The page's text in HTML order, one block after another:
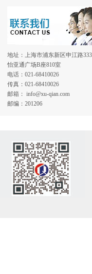
地址：上海市浦东新区申江路
怡亚通广场B座810室
电话：021-68410026
传真：021-68410026
邮箱： info@xu-qian.com
邮编：201206